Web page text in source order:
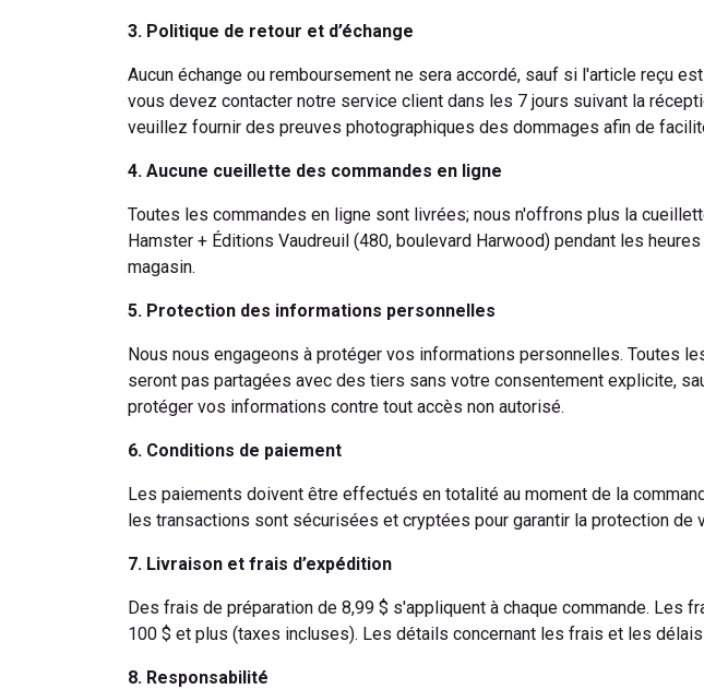
3. Politique de retour et d’échange
Aucun échange ou remboursement ne sera accordé, sauf si l'article reçu
vous devez contacter notre service client dans les 7 jours suivant la
veuillez fournir des preuves photographiques des dommages afin de
4. Aucune cueillette des commandes en ligne
Toutes les commandes en ligne sont livrées; nous n'offrons plus la
Hamster + Éditions Vaudreuil (480, boulevard Harwood) pendant les
magasin.
5. Protection des informations personnelles
Nous nous engageons à protéger vos informations personnelles. Toutes
seront pas partagées avec des tiers sans votre consentement explicite,
protéger vos informations contre tout accès non autorisé.
6. Conditions de paiement
Les paiements doivent être effectués en totalité au moment de la
les transactions sont sécurisées et cryptées pour garantir la protection de
7. Livraison et frais d’expédition
Des frais de préparation de 8,99 $ s'appliquent à chaque commande.
100 $ et plus (taxes incluses). Les détails concernant les frais et les
8. Responsabilité